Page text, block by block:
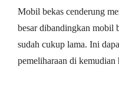
Mobil bekas cenderung
besar dibandingkan mobil
sudah cukup lama. Ini
pemeliharaan di kemudian